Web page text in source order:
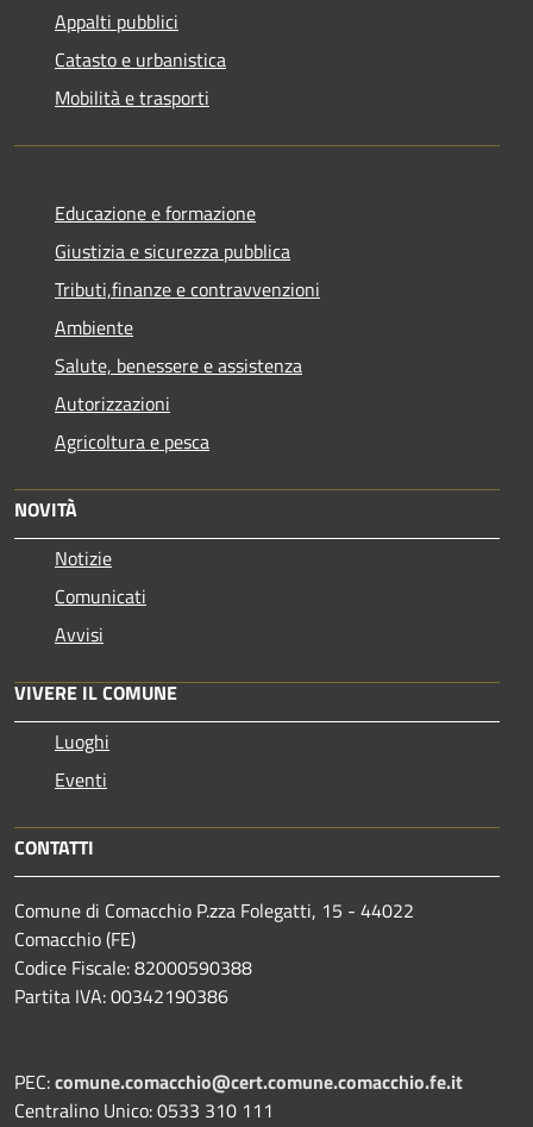
Appalti pubblici
Catasto e urbanistica
Mobilità e trasporti
Educazione e formazione
Giustizia e sicurezza pubblica
Tributi,finanze e contravvenzioni
Ambiente
Salute, benessere e assistenza
Autorizzazioni
Agricoltura e pesca
NOVITÀ
Notizie
Comunicati
Avvisi
VIVERE IL COMUNE
Luoghi
Eventi
CONTATTI
Comune di Comacchio P.zza Folegatti, 15 - 44022
Comacchio (FE)
Codice Fiscale: 82000590388
Partita IVA: 00342190386
PEC:comune.comacchio@cert.comune.comacchio.fe.it
Centralino Unico: 0533 310 111